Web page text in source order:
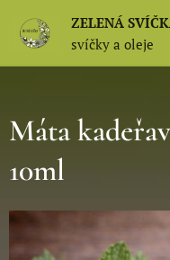
ZELENÁ
svíčky a oleje
Máta
10ml